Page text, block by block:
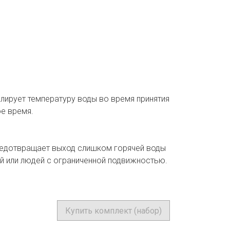
температуру воды во время принятия
время.
выход слишком горячей воды
или людей с ограниченной подвижностью.
Купить комплект (набор)